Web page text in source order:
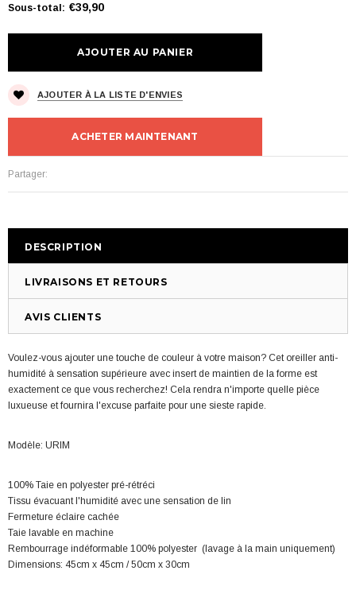
Sous-total : €39,90
AJOUTER À LA LISTE D'ENVIES
ACHETER MAINTENANT
Partager:
DESCRIPTION
LIVRAISONS ET RETOURS
AVIS CLIENTS
Voulez-vous ajouter une touche de couleur à votre maison? Cet oreiller anti-
humidité à sensation supérieure avec insert de maintien de la forme est
exactement ce que vous recherchez! Cela rendra n'importe quelle pièce
luxueuse et fournira l'excuse parfaite pour une sieste rapide.
Modèle: URIM
100% Taie en polyester pré-rétréci
Tissu évacuant l'humidité avec une sensation de lin
Fermeture éclaire cachée
Taie lavable en machine
Rembourrage indéformable 100% polyester (lavage à la main uniquement)
Dimensions: 45cm x 45cm / 50cm x 30cm